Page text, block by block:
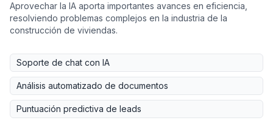
Aprovechar la IA aporta importantes avances en eficiencia,
resolviendo problemas complejos en la industria de la
construcción de viviendas.
Soporte de chat con IA
Análisis automatizado de documentos
Puntuación predictiva de leads